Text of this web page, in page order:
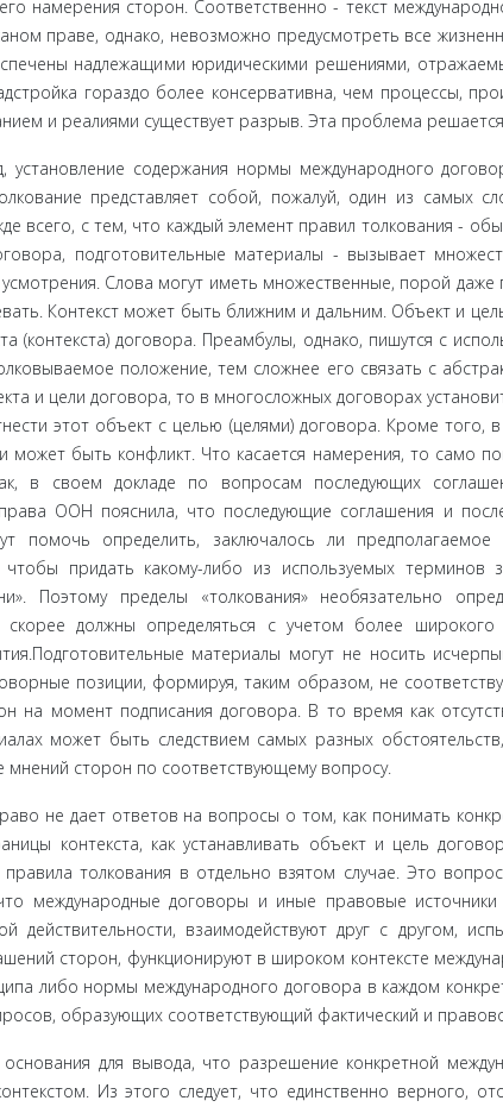
намерения сторон. Соответствен­но - текст
праве, однако, невозможно предусмотреть все
надлежащими юриди­ческими решениями,
гораздо более кон­сервативна, чем процессы,
и реалиями существу­ет разрыв. Эта проблема
установление содержания нормы международного
представляет собой, по­жалуй, один из самых
всего, с тем, что каждый элемент правил толкования -
подготовительные материалы - вызывает
Слова могут иметь множе­ственные, порой
Контекст может быть ближним и дальним. Объект и
(контекста) договора. Преамбу­лы, однако, пишутся с
положение, тем сложнее его связать с
и цели договора, то в мно­госложных договорах
этот объект с целью (целями) договора. Кроме того,
может быть конфликт. Что касается намерения, то само
в своем докладе по вопросам последующих
ООН пояснила, что последующие соглашения и
помочь определить, за­ключалось ли
придать какому-либо из используемых терминов
Поэтому пределы «толкования» необязательно
должны определяться с уче­том более широкого
материалы могут не носить
позиции, формируя, таким об­разом, не
на момент подписания договора. В то время как
может быть следствием самых разных
мнений сторон по соответствующему вопросу.
не дает ответов на вопросы о том, как понимать
контекста, как устанавливать объ­ект и цель
толкования в отдельно взятом слу­чае. Это
международные договоры и иные правовые источники
действительности, взаимодействуют друг с дру­гом,
сторон, функционируют в широком контексте
либо нормы международного договора в каж­дом
образующих соответствующий фактиче­ский и
для вывода, что разреше­ние конкретной
Из этого следует, что единственно верного,